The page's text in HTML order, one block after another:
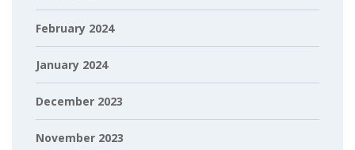
February 2024
January 2024
December 2023
November 2023